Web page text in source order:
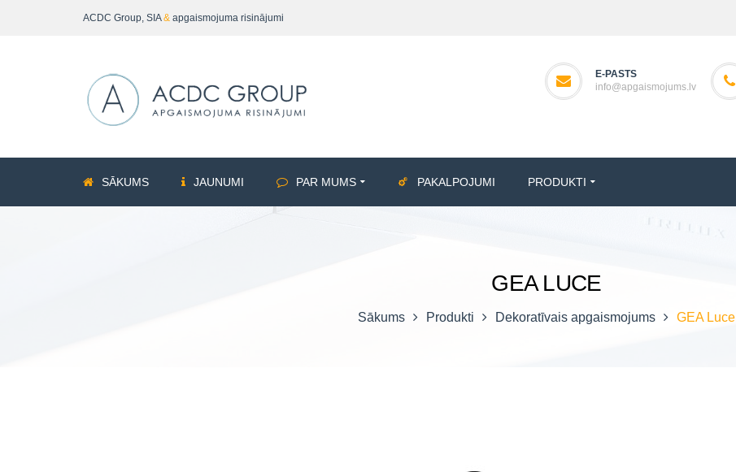
ACDC Group, SIA& apgaismojuma risinājumi
E-PASTS
info@apgaismojums.lv
SĀKUMS JAUNUMI PAR MUMS PAKALPOJUMI PRODUKTI
GEA LUCE
Sākums Produkti Dekoratīvais apgaismojums GEA Luce